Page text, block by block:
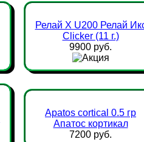
Релай Х U200 Релай
Clicker (11 г.)
9900 руб.
Apatos cortical 0.5 гр
Апатос кортикал
7200 руб.